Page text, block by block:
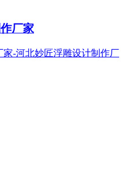
厂家
-河北妙匠浮雕设计制作厂